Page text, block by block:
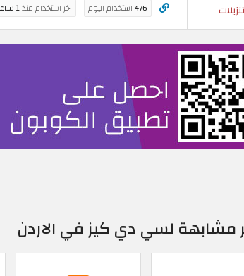
تنزيلات 476استخدام اليوم اخر استخدام منذ1 ساعة
مشابهة لسي دي كيز في الاردن